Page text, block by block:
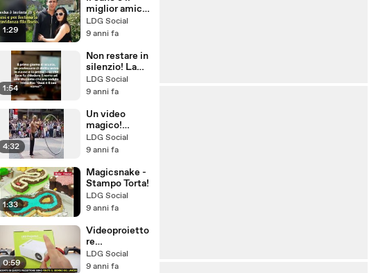
1:29
miglior amico
dell'uomo!
Guardate cosa
LDG Social
9 anni fa
1:54
Non restare in
silenzio! La
dignità prima
di tutto!
LDG Social
9 anni fa
4:32
Un video
magico!
Resterete a
bocca aperta!
LDG Social
9 anni fa
1:33
Magicsnake -
Stampo Torta!
LDG Social
9 anni fa
0:59
Videoproietto
re
Android+Wifi
LDG Social
9 anni fa